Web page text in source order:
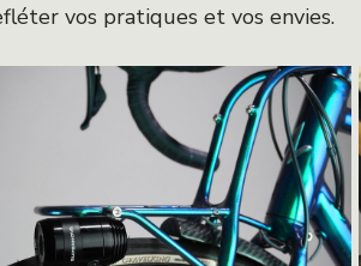
vos pratiques et vos envies.